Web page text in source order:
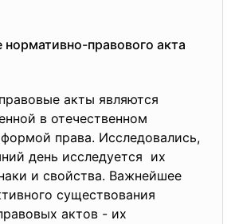
нормативно-правового акта
акты являются
в отечественном
права. Исследовались,
день исследуется их
и свойства. Важнейшее
существования
актов - их